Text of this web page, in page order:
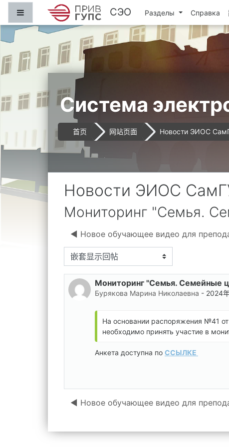
跳到主要内容
停靠面板 СЭО Разделы Справка
Система
首页 网站页面 Новости ЭИОС
Новости ЭИОС
Мониторинг "Семья.
◀︎ Новое обучающее видео для
显示模式
Мониторинг "Семья. Семейные
Бурякова Марина Николаевна - 2024
回帖数：0
На основании распоряжения №41
необходимо принять участие в
Анкета доступна по ССЫЛКЕ
◀︎ Новое обучающее видео для